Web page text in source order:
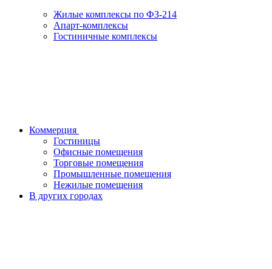
Жилые комплексы по ФЗ-214
Апарт-комплексы
Гостиничные комплексы
Коммерция
Гостиницы
Офисные помещения
Торговые помещения
Промышленные помещения
Нежилые помещения
В других городах